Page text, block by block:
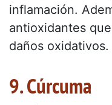
inflamación.
antioxidantes
daños oxidativos.
9. Cúrcuma